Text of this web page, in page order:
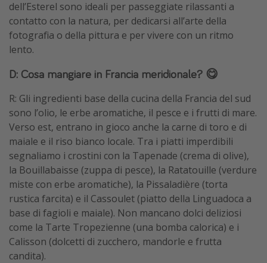
dell’Esterel sono ideali per passeggiate rilassanti a
contatto con la natura, per dedicarsi all’arte della
fotografia o della pittura e per vivere con un ritmo
lento.
D: Cosa mangiare in Francia meridionale? 😋
R: Gli ingredienti base della cucina della Francia del sud
sono l’olio, le erbe aromatiche, il pesce e i frutti di mare.
Verso est, entrano in gioco anche la carne di toro e di
maiale e il riso bianco locale. Tra i piatti imperdibili
segnaliamo i crostini con la Tapenade (crema di olive),
la Bouillabaisse (zuppa di pesce), la Ratatouille (verdure
miste con erbe aromatiche), la Pissaladière (torta
rustica farcita) e il Cassoulet (piatto della Linguadoca a
base di fagioli e maiale). Non mancano dolci deliziosi
come la Tarte Tropezienne (una bomba calorica) e i
Calisson (dolcetti di zucchero, mandorle e frutta
candita).